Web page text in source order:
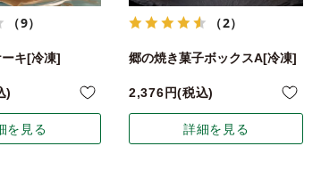
（9）
キ[冷凍]
を見る
（2）
郷の焼き菓子ボックスA[冷凍]
2,376 税込
詳細を見る